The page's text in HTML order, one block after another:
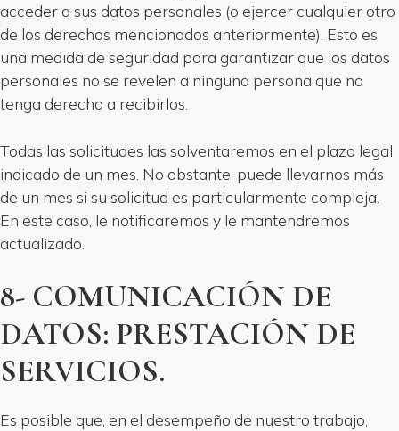
acceder a sus datos personales (o ejercer cualquier otro
de los derechos mencionados anteriormente). Esto es
una medida de seguridad para garantizar que los datos
personales no se revelen a ninguna persona que no
tenga derecho a recibirlos.
Todas las solicitudes las solventaremos en el plazo legal
indicado de un mes. No obstante, puede llevarnos más
de un mes si su solicitud es particularmente compleja.
En este caso, le notificaremos y le mantendremos
actualizado.
8- COMUNICACIÓN DE
DATOS: PRESTACIÓN DE
SERVICIOS.
Es posible que, en el desempeño de nuestro trabajo,